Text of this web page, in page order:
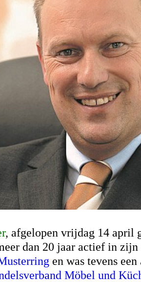
, afgelopen vrijdag 14 april
dan 20 jaar actief in
en was tevens
Möbel und